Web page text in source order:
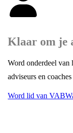
Klaar om je
Word onderdeel van
adviseurs en
Word lid van VAB